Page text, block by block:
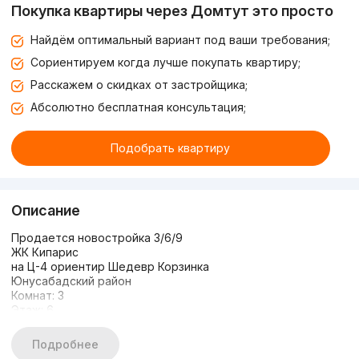
Покупка квартиры через Домтут это просто
Найдём оптимальный вариант под ваши требования;
Сориентируем когда лучше покупать квартиру;
Расскажем о скидках от застройщика;
Абсолютно бесплатная консультация;
Подобрать квартиру
Описание
Продается новостройка 3/6/9
ЖК Кипарис
на Ц-4 ориентир Шедевр Корзинка
Юнусабадский район
Комнат: 3
Этаж: 6
Общая площадь: 98м2
Два Санузла
Подробнее